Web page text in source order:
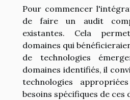
Pour commencer
de faire un audit
existantes. Cela
domaines qui
de technologies
domaines identifiés, il
technologies
besoins spécifiques de ces